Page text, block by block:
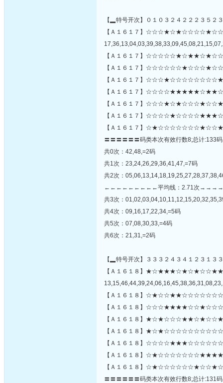
【▂特号开次】０１０３２４２２２３５２
【Ａ１６１７】
【Ａ１６１７】
【Ａ１６１７】
【Ａ１６１７】
【Ａ１６１７】
【Ａ１６１７】
【Ａ１６１７】
【Ａ１６１７】
〓〓〓〓〓〓码类本次有效行数8;总计:133
共0次：42,48,=2码
共1次：23,24,26,29,36,41,47,=7码
共2次：
←←←←←←←←←平均线：2.71次
共3次：
共4次：09,16,17,22,34,=5码
共5次：07,08,30,33,=4码
共6次：21,31,=2码
【▂特号开次】３３３２４３４１２３１３
【Ａ１６１８】
【Ａ１６１８】
【Ａ１６１８】
【Ａ１６１８】
【Ａ１６１８】
【Ａ１６１８】
【Ａ１６１８】
【Ａ１６１８】
〓〓〓〓〓〓码类本次有效行数8;总计:131